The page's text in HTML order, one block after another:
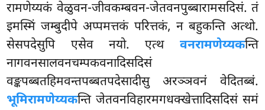
रामणेय्यकं वेळुवन-जीवकम्बवन-जेतवनपुब्बारामसदिसं. तं
इमस्मिं जम्बुदीपे अप्पमत्तकं परित्तकं, न बहुकन्ति अत्थो.
सेसपदेसुपि एसेव नयो. एत्थ वनरामणेय्यकन्ति
नागवनसालवनचम्पकवनादिसदिसं
वङ्कपब्बतहिमवन्तपब्बतपदेसादीसु अरञ्ञवनं वेदितब्बं.
भूमिरामणेय्यकन्ति जेतवनविहारमगधक्खेत्तादिसदिसं समं